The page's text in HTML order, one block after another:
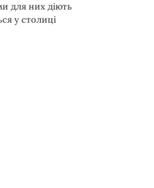
для них діють
у столиці